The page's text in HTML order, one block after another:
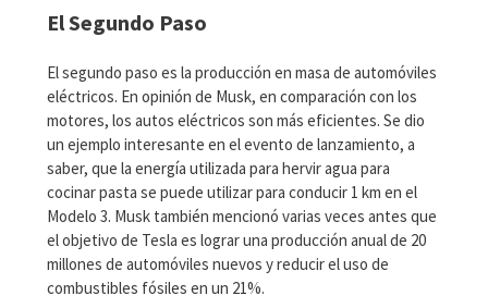
El Segundo Paso
El segundo paso es la producción en masa de automóviles
eléctricos. En opinión de Musk, en comparación con los
motores, los autos eléctricos son más eficientes. Se dio
un ejemplo interesante en el evento de lanzamiento, a
saber, que la energía utilizada para hervir agua para
cocinar pasta se puede utilizar para conducir 1 km en el
Modelo 3. Musk también mencionó varias veces antes que
el objetivo de Tesla es lograr una producción anual de 20
millones de automóviles nuevos y reducir el uso de
combustibles fósiles en un 21%.